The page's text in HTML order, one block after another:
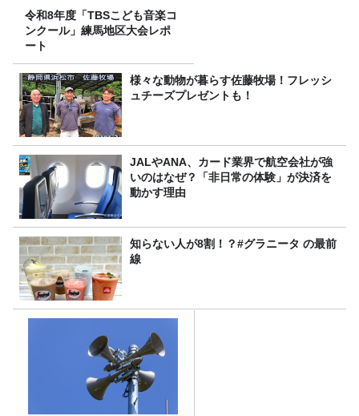
令和8年度「TBSこども音楽コ
ンクール」練馬地区大会レポ
ート
様々な動物が暮らす佐藤牧場！フレッシ
ュチーズプレゼントも！
JALやANA、カード業界で航空会社が強
いのはなぜ？「非日常の体験」が決済を
動かす理由
知らない人が8割！？#グラニータ の最前
線